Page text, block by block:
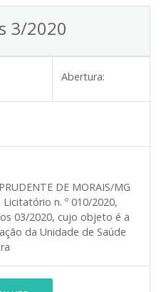
3/2020
Abertura:
DE MORAIS/MG
n. º 010/2020,
03/2020, cujo objeto é a
da Unidade de Saúde